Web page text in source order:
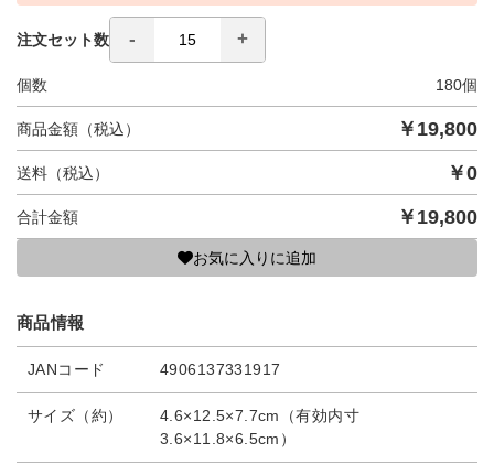
注文セット数
個数 180個
商品金額（税込） ￥ 19,800
送料（税込） ￥0
合計金額 ￥ 19,800
お気に入りに追加
商品情報
JANコード 4906137331917
サイズ（約）
4.6×12.5×7.7cm（有効内寸
3.6×11.8×6.5cm）